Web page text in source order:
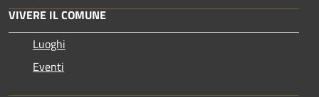
VIVERE IL COMUNE
Luoghi
Eventi